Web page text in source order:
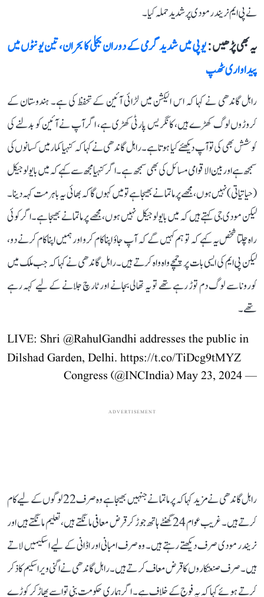
نے پی ایم نریندر مودی پر شدید حملہ کیا۔
یہ بھی پڑھیں :یوپی میں شدید گرمی کے دوران بجلی کا بحران، تین یونٹوں میں
پیداواری ٹھپ
راہل گاندھی نے کہا کہ اس الیکشن میں لڑائی آئین کے تحفظ کی ہے۔ ہندوستان کے
کروڑوں لوگ کھڑے ہیں، کانگریس پارٹی کھڑی ہے، اگر آپ نے آئین کو بدلنے کی
کوشش بھی کی تو آپ دیکھئے کیا ہوتا ہے۔ راہل گاندھی نے کہا کہ کنہیا کمار میں کسانوں کی
سمجھ ہے اور بین الاقوامی مسائل کی بھی سمجھ ہے۔ اگر کنہیا مجھ سے کہے کہ میں بایولوجیکل
(حیاتیاتی) نہیں ہوں، مجھے پرماتما نے بھیجا ہے تو میں کہوں گا کہ بھائی یہ باہر مت کہہ دینا۔
لیکن مودی جی کہتے ہیں کہ میں بایولوجیکل نہیں ہوں، مجھے پرماتما نے بھیجا ہے۔ اگر کوئی
راہ چلتا شخص یہ کہے کہ تو ہم کہیں گے کہ آپ جاؤ اپنا کام کرو اور ہمیں اپنا کام کرنے دو،
لیکن پی ایم کی ایسی بات پر چمچے واہ واہ کرتے ہیں۔ راہل گاندھی نے کہا کہ جب ملک میں
کورونا سے لوگ دم توڑ رہے تھے تو یہ تھالی بجانے اور ٹارچ جلانے کے لیے کہہ رہے
تھے۔
LIVE: Shri @RahulGandhi addresses the public in
Dilshad Garden, Delhi. https://t.co/TiDcg9tMYZ
— Congress (@INCIndia)
May 23, 2024
ADVERTISEMENT
راہل گاندھی نے مزید کہا کہ پرماتما نے جنہیں بھیجا ہے وہ صرف 22 لوگوں کے لیے کام
کرتے ہیں۔ غریب عوام 24 گھنٹے ہاتھ جوڑ کر قرض معافی مانگتے ہیں، تعلیم مانگتے ہیں اور
نریندر مودی صرف دیکھتے رہتے ہیں۔ وہ صرف امبانی اور اڈانی کے لیے اسکیمیں لاتے
ہیں۔ صرف صنعتکاروں کا قرض معاف کر تے ہیں۔ راہل گاندھی نے اگنی ویر اسکیم کا ذکر
کرتے ہوئے کہا کہ یہ فوج کے خلاف ہے۔ اگر ہماری حکومت بنی تو اسے پھاڑ کر کوڑے